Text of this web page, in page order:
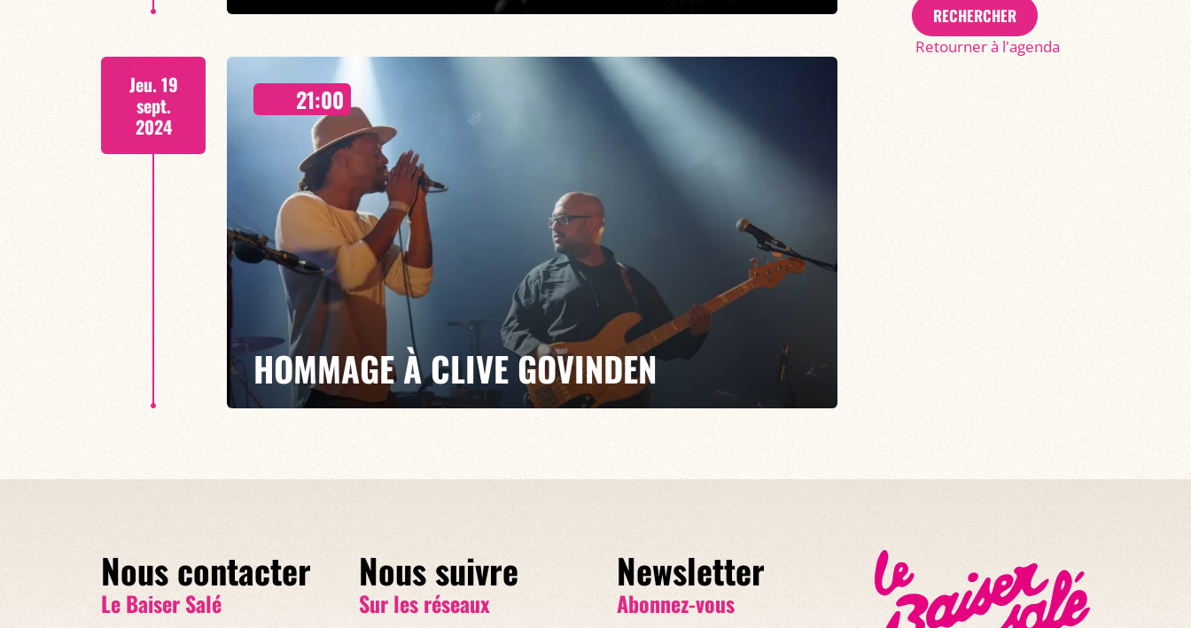
RECHERCHER
Retourner à l'agenda
Spéciale ROBERT GLASPER
Les Jams du lundi sont LE Rendez-vous incontournable et indémodable où les maîtres
du genre rencontrent la jeune génération pour des joutes musicales en toute
convivialité.
EN SAVOIR PLUS
Jeu. 19
sept.
2024
21:00
HOMMAGE À CLIVE GOVINDEN
Nous avons décidé de maintenir le concert de Clive pour lui rendre hommage, et
Nous contacter
Le Baiser Salé
Nous suivre
Sur les réseaux
Newsletter
Abonnez-vous